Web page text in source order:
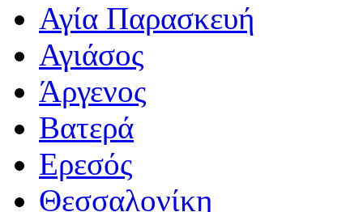
Αγία Παρασκευή
Αγιάσος
Άργενος
Βατερά
Ερεσός
Θεσσαλονίκη